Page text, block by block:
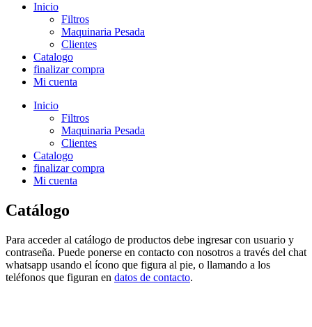
Inicio
Filtros
Maquinaria Pesada
Clientes
Catalogo
finalizar compra
Mi cuenta
Inicio
Filtros
Maquinaria Pesada
Clientes
Catalogo
finalizar compra
Mi cuenta
Catálogo
Para acceder al catálogo de productos debe ingresar con usuario y
contraseña. Puede ponerse en contacto con nosotros a través del chat
whatsapp usando el ícono que figura al pie, o llamando a los
teléfonos que figuran en datos de contacto.